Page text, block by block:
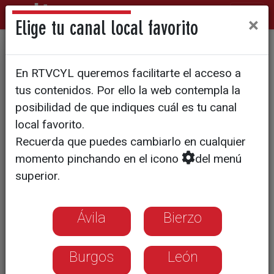
Pagos con hasta cuatro
meses de retraso: el informe
que incendia el Pleno de
Palencia
Elige tu canal local favorito ×
En RTVCYL queremos facilitarte el acceso a
tus contenidos. Por ello la web contempla la
posibilidad de que indiques cuál es tu canal
local favorito.
Recuerda que puedes cambiarlo en cualquier
momento pinchando en el icono
del menú
superior.
Ávila Bierzo
Burgos León